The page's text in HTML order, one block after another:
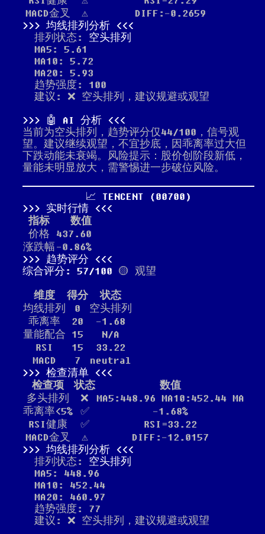
MACD金叉
⚠️
DIFF:-0.2659
均线排列分析
排列状态: 空头排列
MA5: 5.61
MA10: 5.72
MA20: 5.93
趋势强度: 100
建议: ❌ 空头排列，建议规避或观望
🤖 AI 分析
当前为空头排列，趋势评分仅44/100，信号观
望。建议继续观望，不宜抄底，因乖离率过大但
下跌动能未衰竭。风险提示：股价创阶段新低，
量能未明显放大，需警惕进一步破位风险。
📈 TENCENT (00700)
实时行情
指标
数值
价格
437.60
涨跌幅 -0.86%
趋势评分
综合评分: 57/100 🟡 观望
维度 得分
状态
均线排列
0
空头排列
乖离率
20
-1.68
量能配合 15
N/A
RSI
15
33.22
MACD
7
neutral
检查清单
检查项
状态
数值
多头排列
❌
MA5:448.96 MA10:452.44 MA
乖离率<5%
✅
-1.68%
RSI健康
✅
RSI=33.22
MACD金叉
⚠️
DIFF:-12.0157
均线排列分析
排列状态: 空头排列
MA5: 448.96
MA10: 452.44
MA20: 460.97
趋势强度: 77
建议: ❌ 空头排列，建议规避或观望